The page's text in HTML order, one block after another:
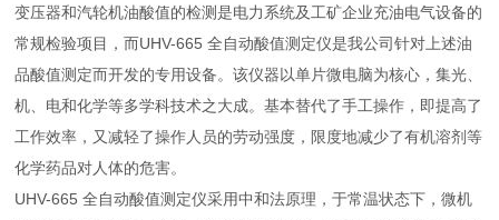
变压器和汽轮机油酸值的检测是电力系统及工矿企业充油电气设备的
常规检验项目，而UHV-665 全自动酸值测定仪是我公司针对上述油
品酸值测定而开发的专用设备。该仪器以单片微电脑为核心，集光、
机、电和化学等多学科技术之大成。基本替代了手工操作，即提高了
工作效率，又减轻了操作人员的劳动强度，限度地减少了有机溶剂等
化学药品对人体的危害。
UHV-665 全自动酸值测定仪采用中和法原理，于常温状态下，微机